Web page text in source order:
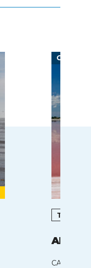
CAP SUR